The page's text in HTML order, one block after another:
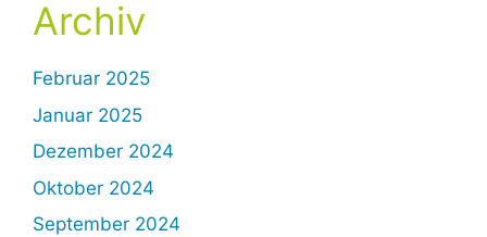
Archiv
Februar 2025
Januar 2025
Dezember 2024
Oktober 2024
September 2024